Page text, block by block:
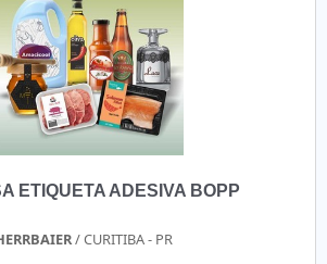
o nome da empresa, número de
e outras informações relevantes. Isso
clara e precisa do patrimônio,
e a gestão dos ativos.A Tecnograph se
pela qualidade de seus produtos e
atender às necessidades específicas de
de patrimônio em inox com
e elegante para identificar e valorizar
ETIQUETA ADESIVA BOPP
/ CURITIBA - PR